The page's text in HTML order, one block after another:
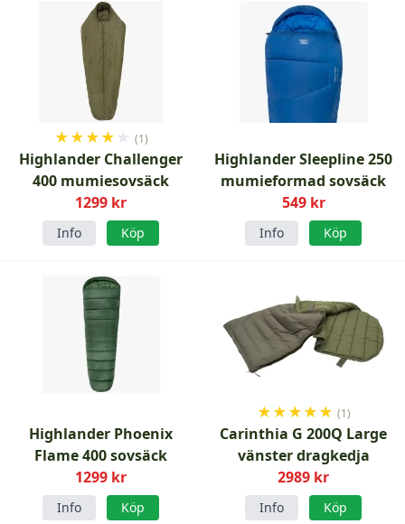
★★★★ ★ (1)
Highlander Challenger
400 mumiesovsäck
1299 kr
Info Köp
Highlander Sleepline 250
mumieformad sovsäck
549 kr
Info Köp
Highlander Phoenix
Flame 400 sovsäck
1299 kr
Info Köp
★★★★★ (1)
Carinthia G 200Q Large
vänster dragkedja
2989 kr
Info Köp